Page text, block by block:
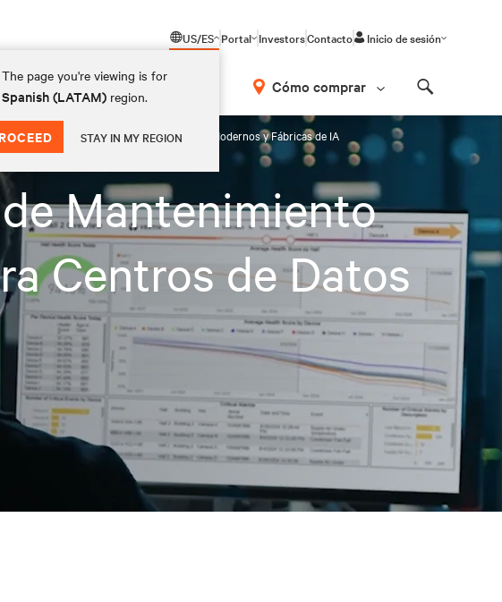
US/ES
The page you're viewing is for
Spanish (LATAM) region.
STAY IN MY REGION
Portal InvestorsContacto Inicio de sesión
de Cómo comprar
Impulsado por IA para Centros de Datos Modernos y Fábricas de IA
Mantenimiento
Centros de Datos